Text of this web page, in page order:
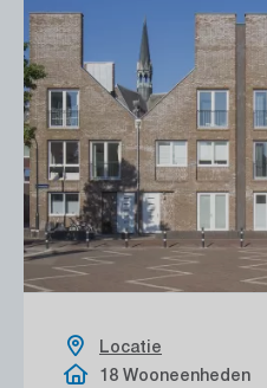
Locatie
18 Wooneenheden